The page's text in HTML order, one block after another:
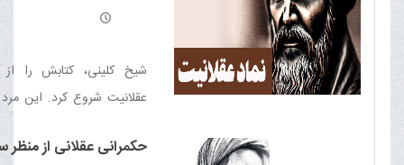
عبادت / گسترۀ علم آموزی
شیخ کلینی، کتابش را
این نشانه بیداری این بزرگ
حکمرانی عقلانی از